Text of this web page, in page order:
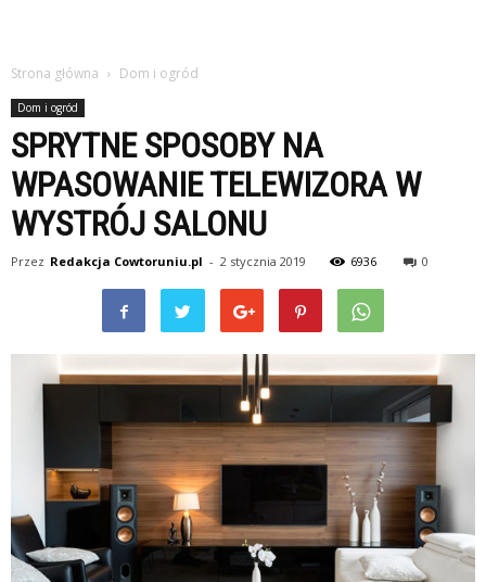
Strona główna Dom i ogród
Dom i ogród
SPRYTNE SPOSOBY NA
WPASOWANIE TELEWIZORA W
WYSTRÓJ SALONU
Przez Redakcja Cowtoruniu.pl - 2 stycznia 2019 6936 0